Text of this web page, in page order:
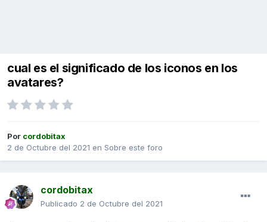
cual es el significado de los iconos en los
avatares?
Por cordobitax
2 de Octubre del 2021 en Sobre este foro
cordobitax
Publicado 2 de Octubre del 2021